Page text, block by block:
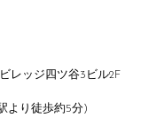
レッジ四ツ谷3ビル2F
より徒歩約5分)